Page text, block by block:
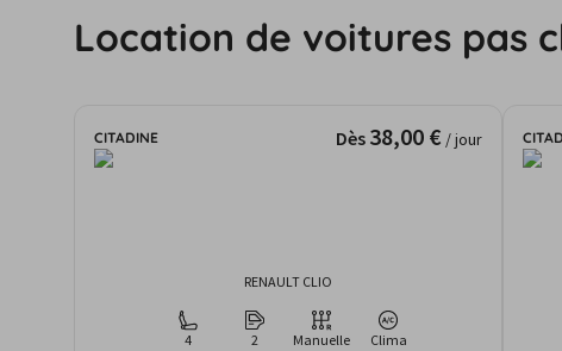
Location de voitures pas
CITADINE Dès 38,00 € / jour
RENAULT CLIO
4 2 Manuelle Clima